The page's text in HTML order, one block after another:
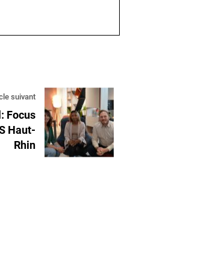
suivant
Focus
Haut-
Rhin